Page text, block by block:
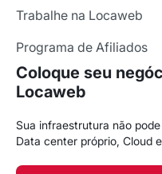
Trabalhe na Locaweb
Programa de Afiliados
Coloque seu
Locaweb
Sua infraestrutura não
Data center próprio, Cloud